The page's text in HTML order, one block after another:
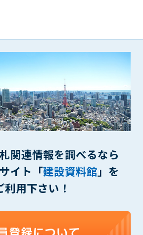
関連情報を調べるなら
イト「建設資料館」を
利用下さい！
者に開示または提供しないものとしま
人情報の開示に事前に同意している場合
きない統計的な処理をした形式で第三
の権利、財産、安全等を保護するため
者が判断した場合
求められた場合
した内容が以下に該当する、またはその
員の承諾なく削除できるものとします。
サービスを利用することにより得た情報
みます）について、その完全性、正確性
とします。また、当該情報等に起因して
と責任において本サービスを利用するも